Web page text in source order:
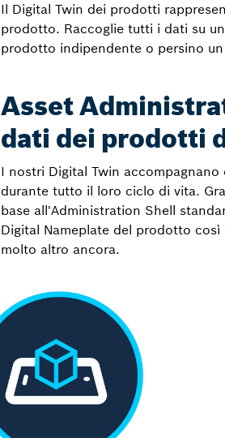
Il Digital Twin dei prodotti
prodotto. Raccoglie tutti i dati su
prodotto indipendente o persino
Asset
dati dei prodotti
I nostri Digital Twin
durante tutto il loro ciclo di vita.
base all'Administration Shell
Digital Nameplate del prodotto
molto altro ancora.